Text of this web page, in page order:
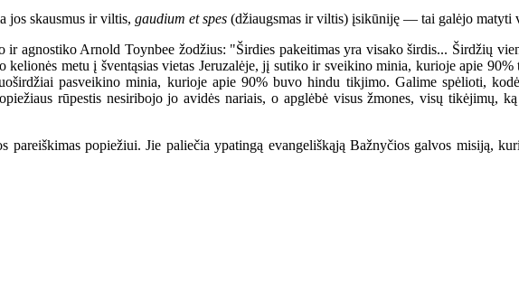
jos skausmus ir viltis, gaudium et spes (džiaugsmas ir viltis) įsikūniję — tai galėjo matyti
agnostiko Arnold Toynbee žodžius: "Širdies pakeitimas yra visako širdis... Širdžių
metu į šventąsias vietas Jeruzalėje, jį sutiko ir sveikino minia, kurioje apie
pasveikino minia, kurioje apie 90% buvo hindu tikjimo. Galime spėlioti,
rūpestis nesiribojo jo avidės nariais, o apglėbė visus žmones, visų tikėjimų,
popiežiui. Jie paliečia ypatingą evangeliškąją Bažnyčios galvos misiją,